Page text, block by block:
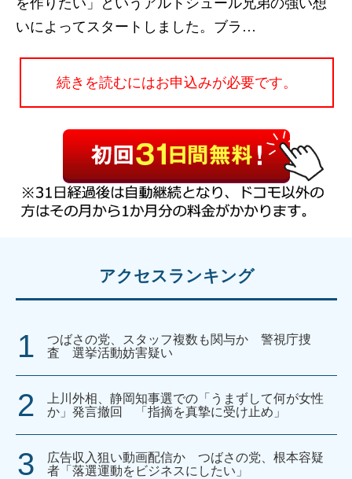
を作りたい」というアルトシュール兄弟の強い想
いによってスタートしました。ブラ…
続きを読むにはお申込みが必要です。
アクセスランキング
つばさの党、スタッフ複数も関与か 警視庁捜
査 選挙活動妨害疑い
上川外相、静岡知事選での「うまずして何が女性
か」発言撤回 「指摘を真摯に受け止め」
広告収入狙い動画配信か つばさの党、根本容疑
者「落選運動をビジネスにしたい」